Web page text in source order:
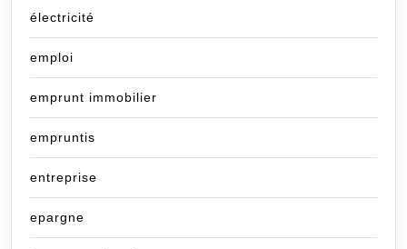
électricité
emploi
emprunt immobilier
empruntis
entreprise
epargne